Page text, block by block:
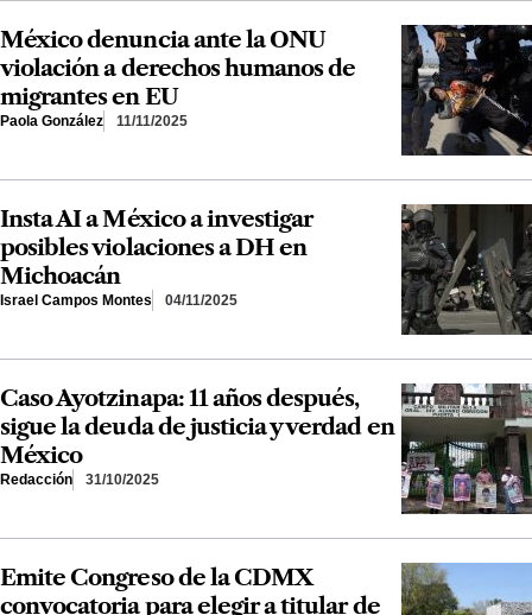
México denuncia ante la ONU
violación a derechos humanos de
migrantes en EU
Paola González 11/11/2025
Insta AI a México a investigar
posibles violaciones a DH en
Michoacán
Israel Campos Montes 04/11/2025
Caso Ayotzinapa: 11 años después,
sigue la deuda de justicia y verdad en
México
Redacción 31/10/2025
Emite Congreso de la CDMX
convocatoria para elegir a titular de